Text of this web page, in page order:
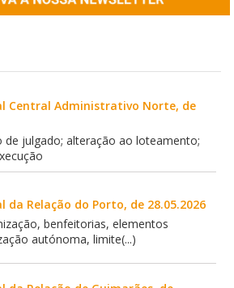
Central Administrativo Norte, de
de julgado; alteração ao loteamento;
Relação do Porto, de 28.05.2026
benfeitorias, elementos
autónoma, limite(...)